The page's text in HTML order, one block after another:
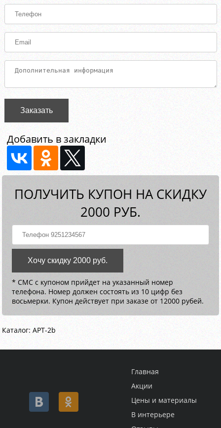
Заказать
Добавить в закладки
ПОЛУЧИТЬ КУПОН НА СКИДКУ
2000 РУБ.
Хочу скидку 2000 руб.
* СМС с купоном прийдет на указанный номер
телефона. Номер должен состоять из 10 цифр без
восьмерки. Купон действует при заказе от 12000 рубей.
Каталог: АРТ-2b
Главная
Акции
Цены и материалы
В интерьере